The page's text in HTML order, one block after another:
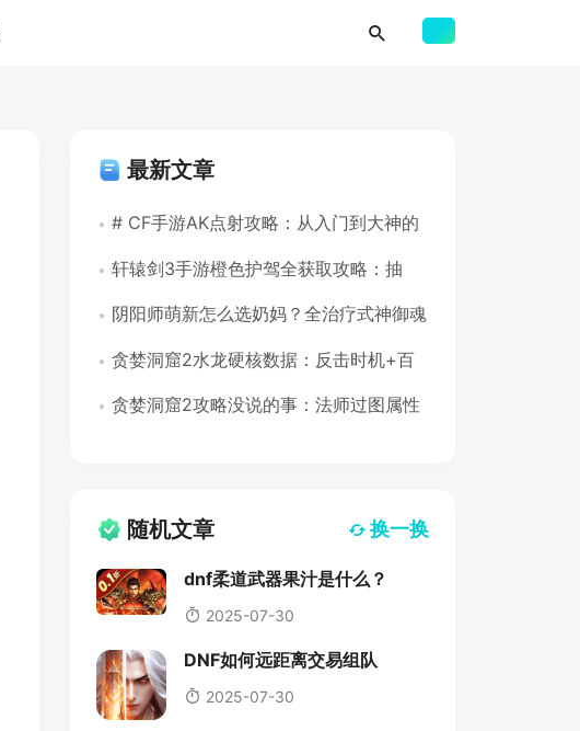
最新文章
# CF手游AK点射攻略：从入门到大神的
轩辕剑3手游橙色护驾全获取攻略：抽
阴阳师萌新怎么选奶妈？全治疗式神御魂
贪婪洞窟2水龙硬核数据：反击时机+百
贪婪洞窟2攻略没说的事：法师过图属性
随机文章 换一换
dnf柔道武器果汁是什么？
2025-07-30
DNF如何远距离交易组队
2025-07-30